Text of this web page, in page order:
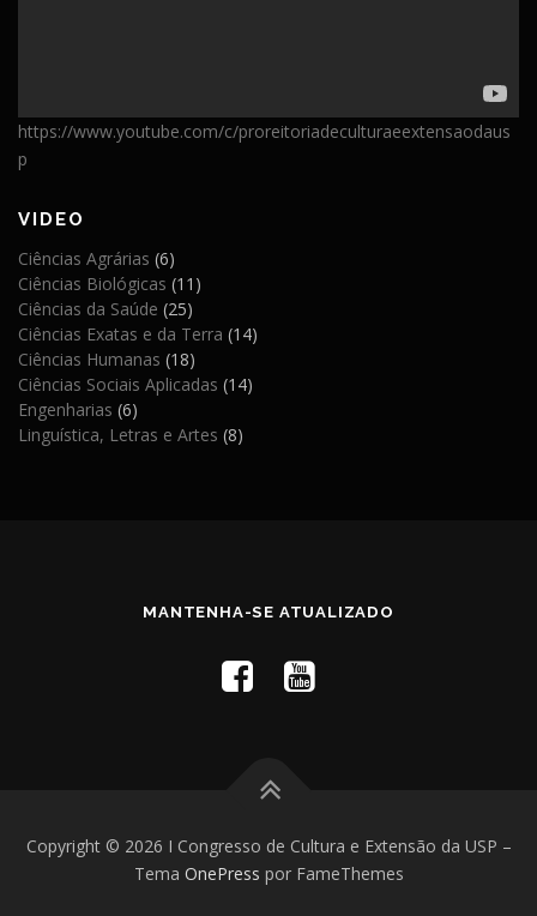
https://www.youtube.com/c/proreitoriadeculturaeextensaodaus
p
VIDEO
Ciências Agrárias (6)
Ciências Biológicas (11)
Ciências da Saúde (25)
Ciências Exatas e da Terra (14)
Ciências Humanas (18)
Ciências Sociais Aplicadas (14)
Engenharias (6)
Linguística, Letras e Artes (8)
MANTENHA-SE ATUALIZADO
Copyright © 2026 I Congresso de Cultura e Extensão da USP –
Tema OnePress por FameThemes